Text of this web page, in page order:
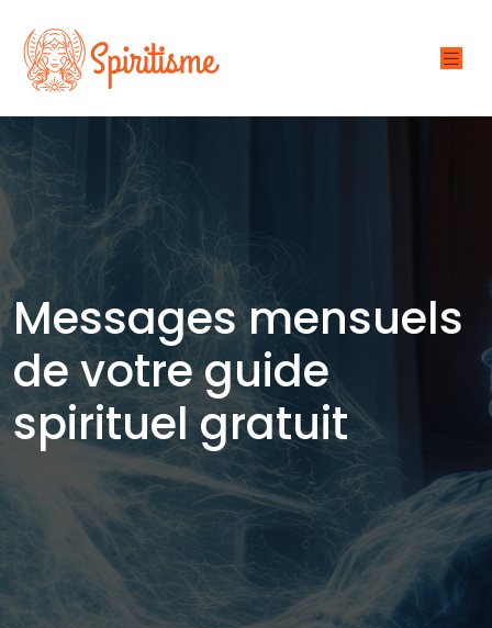
Messages mensuels
de votre guide
spirituel gratuit